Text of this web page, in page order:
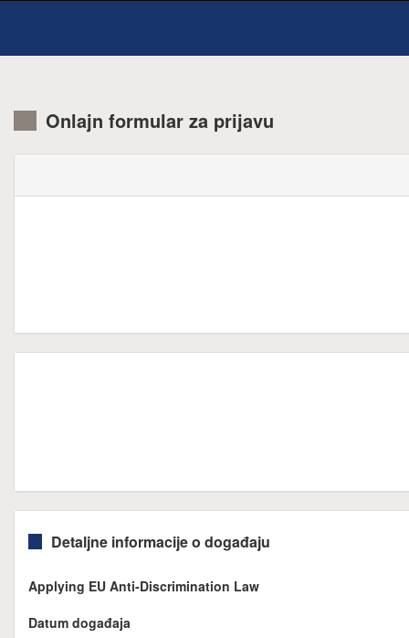
Onlajn formular za prijavu
Detaljne informacije o događaju
Applying EU Anti-Discrimination Law
Datum događaja